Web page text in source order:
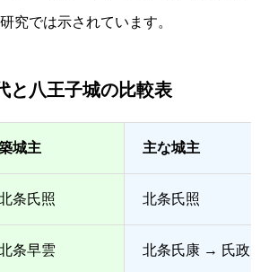
究では示されています。
と八王子城の比較表
城主 主な城主
条氏照 北条氏照
条早雲 北条氏康 → 氏政 →